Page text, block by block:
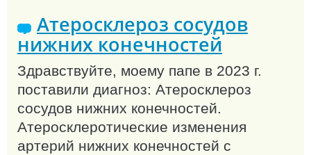
Атеросклероз сосудов
нижних конечностей
Здравствуйте, моему папе в 2023 г.
поставили диагноз: Атеросклероз
сосудов нижних конечностей.
Атеросклеротические изменения
артерий нижних конечностей с